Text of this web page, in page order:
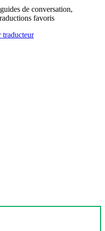
de conversation,
favoris